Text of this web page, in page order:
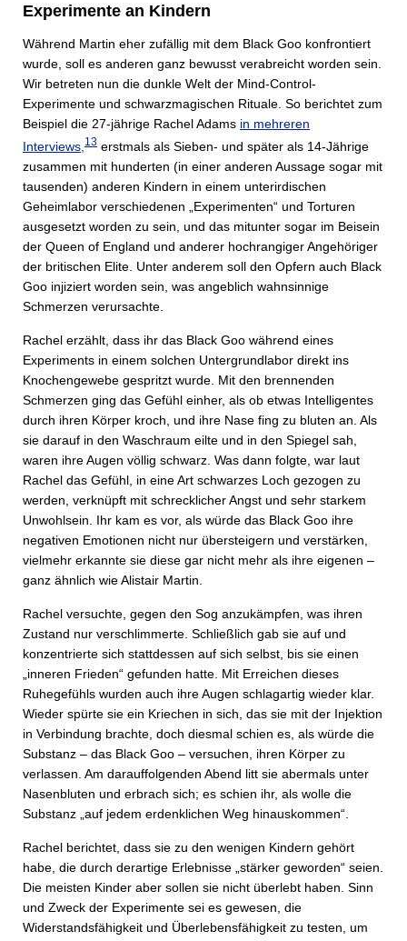
Experimente an Kindern
Während Martin eher zufällig mit dem Black Goo konfrontiert
wurde, soll es anderen ganz bewusst verabreicht worden sein.
Wir betreten nun die dunkle Welt der Mind-Control-
Experimente und schwarzmagischen Rituale. So berichtet zum
Beispiel die 27-jährige Rachel Adams in mehreren
Interviews, 13 erstmals als Sieben- und später als 14-Jährige
zusammen mit hunderten (in einer anderen Aussage sogar mit
tausenden) anderen Kindern in einem unterirdischen
Geheimlabor verschiedenen „Experimenten“ und Torturen
ausgesetzt worden zu sein, und das mitunter sogar im Beisein
der Queen of England und anderer hochrangiger Angehöriger
der britischen Elite. Unter anderem soll den Opfern auch Black
Goo injiziert worden sein, was angeblich wahnsinnige
Schmerzen verursachte.
Rachel erzählt, dass ihr das Black Goo während eines
Experiments in einem solchen Untergrundlabor direkt ins
Knochengewebe gespritzt wurde. Mit den brennenden
Schmerzen ging das Gefühl einher, als ob etwas Intelligentes
durch ihren Körper kroch, und ihre Nase fing zu bluten an. Als
sie darauf in den Waschraum eilte und in den Spiegel sah,
waren ihre Augen völlig schwarz. Was dann folgte, war laut
Rachel das Gefühl, in eine Art schwarzes Loch gezogen zu
werden, verknüpft mit schrecklicher Angst und sehr starkem
Unwohlsein. Ihr kam es vor, als würde das Black Goo ihre
negativen Emotionen nicht nur übersteigern und verstärken,
vielmehr erkannte sie diese gar nicht mehr als ihre eigenen –
ganz ähnlich wie Alistair Martin.
Rachel versuchte, gegen den Sog anzukämpfen, was ihren
Zustand nur verschlimmerte. Schließlich gab sie auf und
konzentrierte sich stattdessen auf sich selbst, bis sie einen
„inneren Frieden“ gefunden hatte. Mit Erreichen dieses
Ruhegefühls wurden auch ihre Augen schlagartig wieder klar.
Wieder spürte sie ein Kriechen in sich, das sie mit der Injektion
in Verbindung brachte, doch diesmal schien es, als würde die
Substanz – das Black Goo – versuchen, ihren Körper zu
verlassen. Am darauffolgenden Abend litt sie abermals unter
Nasenbluten und erbrach sich; es schien ihr, als wolle die
Substanz „auf jedem erdenklichen Weg hinauskommen“.
Rachel berichtet, dass sie zu den wenigen Kindern gehört
habe, die durch derartige Erlebnisse „stärker geworden“ seien.
Die meisten Kinder aber sollen sie nicht überlebt haben. Sinn
und Zweck der Experimente sei es gewesen, die
Widerstandsfähigkeit und Überlebensfähigkeit zu testen, um